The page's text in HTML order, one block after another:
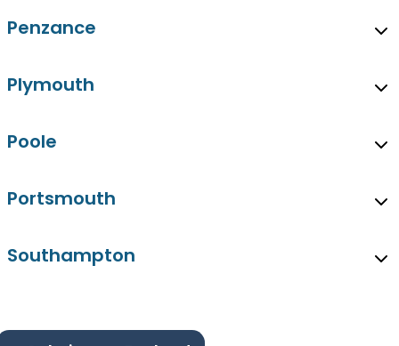
Penzance
Plymouth
Poole
Portsmouth
Southampton